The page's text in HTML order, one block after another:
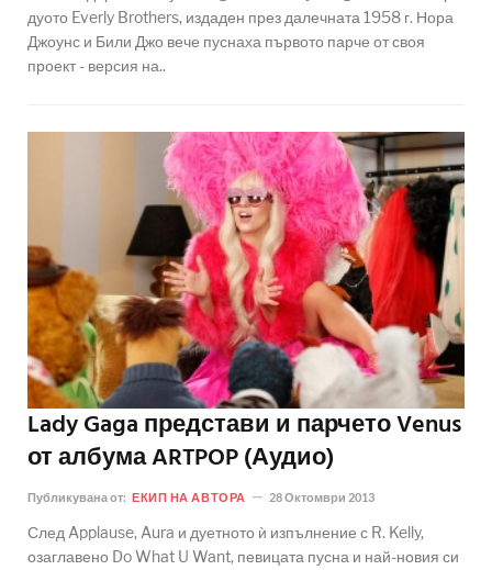
дуото Everly Brothers, издаден през далечната 1958 г. Нора
Джоунс и Били Джо вече пуснаха първото парче от своя
проект - версия на..
Lady Gaga представи и парчето Venus
от албума ARTPOP (Аудио)
Публикувана от: ЕКИП НА АВТОРА 28 Октомври 2013
След Applause, Aura и дуетното ѝ изпълнение с R. Kelly,
озаглавено Do What U Want, певицата пусна и най-новия си